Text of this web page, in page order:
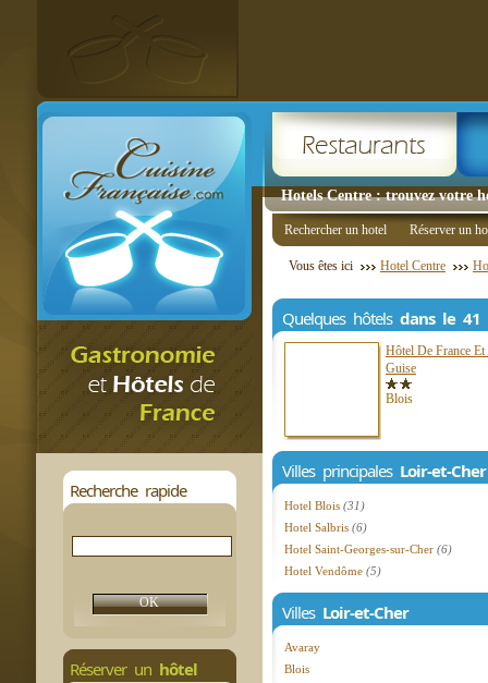
Hotels Centre : trouvez votre
Recherche rapide
Réserver un hôtel
Rechercher un hotel Réserver un
Vous êtes ici Hotel Centre
Quelques hôtels dans le 41
Hôtel De France Et
Guise
Blois
Villes principales Loir-et-Cher
Hotel Blois (31)
Hotel Salbris (6)
Hotel Saint-Georges-sur-Cher (6)
Hotel Vendôme (5)
Villes Loir-et-Cher
Avaray
Blois